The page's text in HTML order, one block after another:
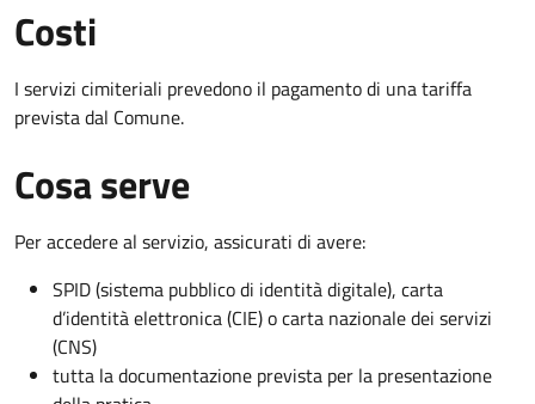
Costi
I servizi cimiteriali prevedono il pagamento di una tariffa
prevista dal Comune.
Cosa serve
Per accedere al servizio, assicurati di avere:
SPID (sistema pubblico di identità digitale), carta
d’identità elettronica (CIE) o carta nazionale dei servizi
(CNS)
tutta la documentazione prevista per la presentazione